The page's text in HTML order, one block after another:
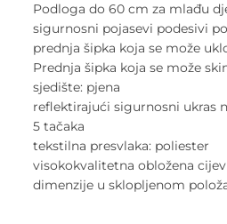
Podloga do 60 cm za mlađu
sigurnosni pojasevi podesivi
prednja šipka koja se može
Prednja šipka koja se može
sjedište: pjena
reflektirajući sigurnosni ukras
5 tačaka
tekstilna presvlaka: poliester
visokokvalitetna obložena cijev
dimenzije u sklopljenom